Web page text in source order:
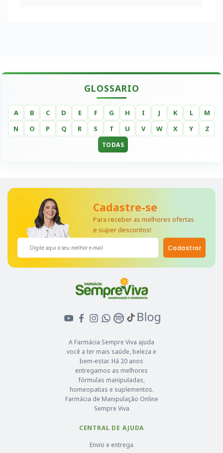
GLOSSARIO
A B C D E F G H I J K L
M
N
O P Q R S T U V W X Y Z
TODAS
A Farmácia Sempre Viva ajuda
você a ter mais saúde, beleza e
bem-estar. Há 20 anos
entregamos as melhores
fórmulas manipuladas,
homeopatias e suplementos.
Farmácia de Manipulação Online
Sempre Viva
CENTRAL DE AJUDA
Envio e entrega
Cadastre-se
Para receber as melhores ofertas
e super descontos!
Cadastrar